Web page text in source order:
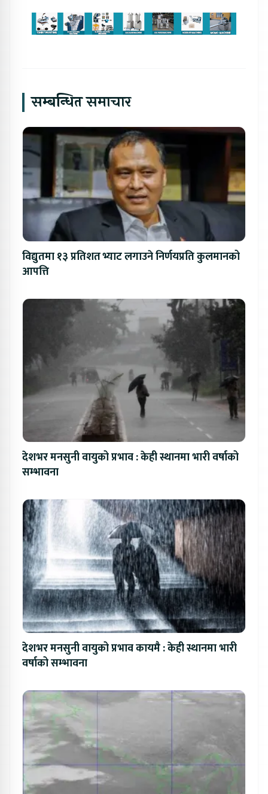
सम्बन्धित समाचार
विद्युतमा १३ प्रतिशत भ्याट लगाउने निर्णयप्रति कुलमानको
आपत्ति
देशभर मनसुनी वायुको प्रभाव : केही स्थानमा भारी वर्षाको
सम्भावना
देशभर मनसुनी वायुको प्रभाव कायमै : केही स्थानमा भारी
वर्षाको सम्भावना